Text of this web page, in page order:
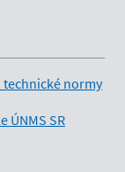
normy
ÚNMS SR